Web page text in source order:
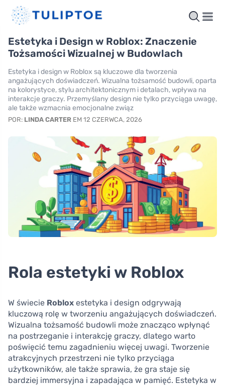
Estetyka i Design w Roblox: Znaczenie
Tożsamości Wizualnej w Budowlach
Estetyka i design w Roblox są kluczowe dla tworzenia
angażujących doświadczeń. Wizualna tożsamość budowli, oparta
na kolorystyce, stylu architektonicznym i detalach, wpływa na
interakcje graczy. Przemyślany design nie tylko przyciąga uwagę,
ale także wzmacnia emocjonalne związ
POR: LINDA CARTER EM 12 CZERWCA, 2026
Rola estetyki w Roblox
W świecie Roblox estetyka i design odgrywają
kluczową rolę w tworzeniu angażujących doświadczeń.
Wizualna tożsamość budowli może znacząco wpłynąć
na postrzeganie i interakcję graczy, dlatego warto
poświęcić temu zagadnieniu więcej uwagi. Tworzenie
atrakcyjnych przestrzeni nie tylko przyciąga
użytkowników, ale także sprawia, że gra staje się
bardziej immersyjna i zapadająca w pamięć. Estetyka w